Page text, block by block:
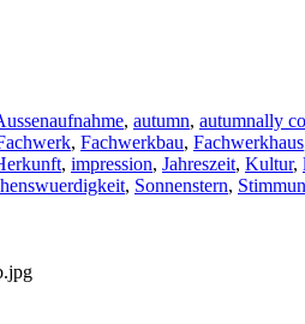
, autumn, autumnally
, Fachwerkbau, Fachwerkhaus
, impression, Jahreszeit, Kultur,
, Sonnenstern,